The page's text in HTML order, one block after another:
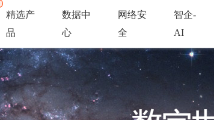
精选产
品
数据中
心
网络安
全
智企-
AI